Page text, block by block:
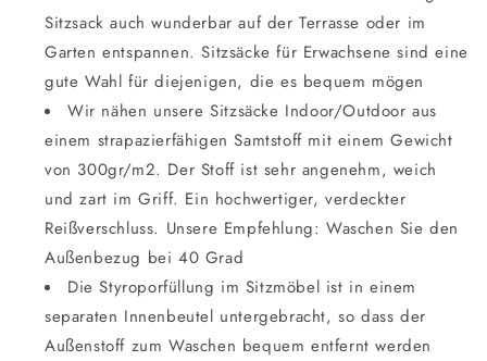
Sitzsack auch wunderbar auf der Terrasse oder im
Garten entspannen. Sitzsäcke für Erwachsene sind eine
gute Wahl für diejenigen, die es bequem mögen
Wir nähen unsere Sitzsäcke Indoor/Outdoor aus
einem strapazierfähigen Samtstoff mit einem Gewicht
von 300gr/m2. Der Stoff ist sehr angenehm, weich
und zart im Griff. Ein hochwertiger, verdeckter
Reißverschluss. Unsere Empfehlung: Waschen Sie den
Außenbezug bei 40 Grad
Die Styroporfüllung im Sitzmöbel ist in einem
separaten Innenbeutel untergebracht, so dass der
Außenstoff zum Waschen bequem entfernt werden